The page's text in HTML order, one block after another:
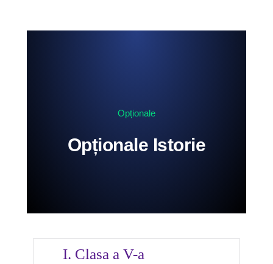
Opționale
Opționale Istorie
I. Clasa a V-a